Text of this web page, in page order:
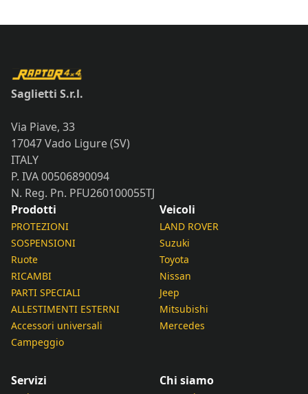
Saglietti S.r.l.
Via Piave, 33
17047 Vado Ligure (SV)
ITALY
P. IVA 00506890094
N. Reg. Pn. PFU260100055TJ
Prodotti
PROTEZIONI
SOSPENSIONI
Ruote
RICAMBI
PARTI SPECIALI
ALLESTIMENTI ESTERNI
Accessori universali
Campeggio
Veicoli
LAND ROVER
Suzuki
Toyota
Nissan
Jeep
Mitsubishi
Mercedes
Servizi Chi siamo